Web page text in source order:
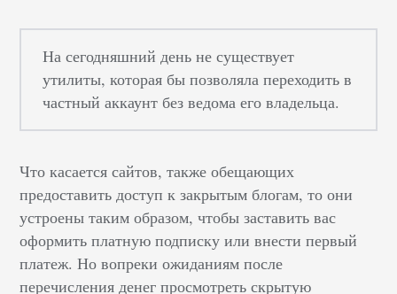
На сегодняшний день не существует
утилиты, которая бы позволяла переходить в
частный аккаунт без ведома его владельца.
Что касается сайтов, также обещающих
предоставить доступ к закрытым блогам, то они
устроены таким образом, чтобы заставить вас
оформить платную подписку или внести первый
платеж. Но вопреки ожиданиям после
перечисления денег просмотреть скрытую